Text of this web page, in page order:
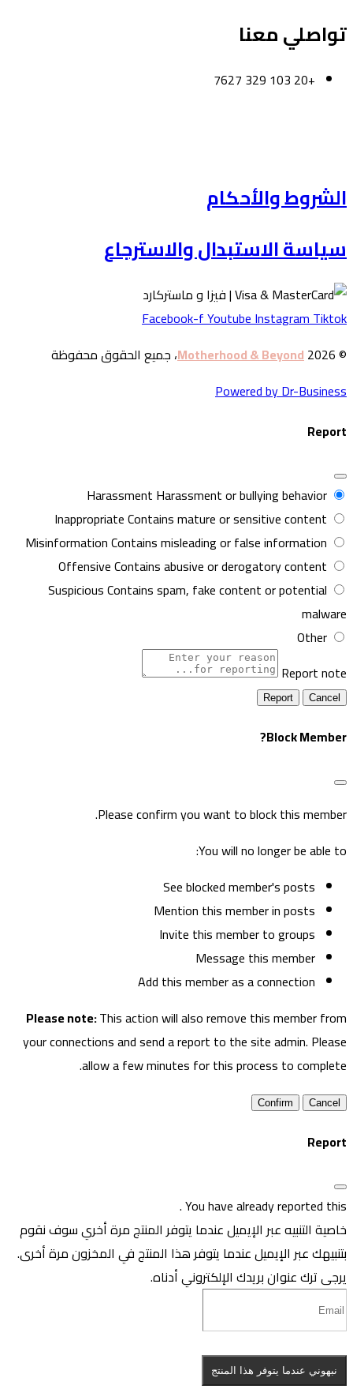
معنا
والأحكام
الاستبدال والاسترجاع
Facebook-fYoutubeInstagram
©
Motherhood & Beyond، جميع الحقوق محفوظة
Powered by Dr-
HarassmentHarassment or bullying behavior
InappropriateContains mature or sensitive content
MisinformationContains misleading or false information
OffensiveContains abusive or derogatory content
SuspiciousContains spam, fake content or potential
Other
Report
Report
Block
Please confirm you want to block this
You will no longer be able
See blocked member's posts
Mention this member in posts
Invite this member to groups
Message this member
Add this member as a connection
Please note:This action will also remove this member
your connections and send a report to the site admin.
allow a few minutes for this process to
Confirm
You have already reported
.
التنبيه عبر الإيميل عندما يتوفر المنتج مرة أخريسوف نقوم
عبر الإيميل عندما يتوفر هذا المنتج في المخزون مرة أخرى.
ترك عنوان بريدك الإلكتروني أدناه.
نبهوني عندما يتوفر هذا المنتج